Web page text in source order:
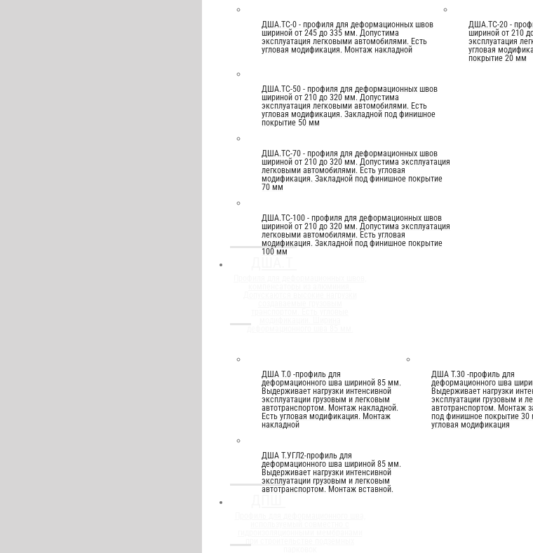
ДША.ТС-0 - профиля для деформационных швов
шириной от 245 до 335 мм. Допустима
эксплуатация легковыми автомобилями. Есть
угловая модификация. Монтаж накладной
ДША.ТС-20 -
шириной от 210
эксплуатация
угловая
покрытие 20 мм
ДША.ТС-50 - профиля для деформационных швов
шириной от 210 до 320 мм. Допустима
эксплуатация легковыми автомобилями. Есть
угловая модификация. Закладной под финишное
покрытие 50 мм
ДША.ТС-70 - профиля для деформационных швов
шириной от 210 до 320 мм. Допустима эксплуатация
легковыми автомобилями. Есть угловая
модификация. Закладной под финишное покрытие
70 мм
ДША.ТС-100 - профиля для деформационных швов
шириной от 210 до 320 мм. Допустима эксплуатация
легковыми автомобилями. Есть угловая
модификация. Закладной под финишное покрытие
100 мм
ДША Т.0 -профиль для
деформационного шва шириной 85 мм.
Выдерживает нагрузки интенсивной
эксплуатации грузовым и легковым
автотранспортом. Монтаж накладной.
Есть угловая модификация. Монтаж
накладной
ДША Т.30 -профиль для
деформационного шва
Выдерживает нагрузки
эксплуатации грузовым и
автотранспортом. Монтаж
под финишное покрытие 30
угловая модификация
ДША Т.УГЛ2-профиль для
деформационного шва шириной 85 мм.
Выдерживает нагрузки интенсивной
эксплуатации грузовым и легковым
автотранспортом. Монтаж вставной.